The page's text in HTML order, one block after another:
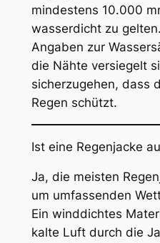
mindestens 10.000
wasserdicht zu
Angaben zur
die Nähte versiegelt
sicherzugehen, dass
Regen schützt.
Ist eine Regenjacke
Ja, die meisten
um umfassenden
Ein winddichtes
kalte Luft durch die